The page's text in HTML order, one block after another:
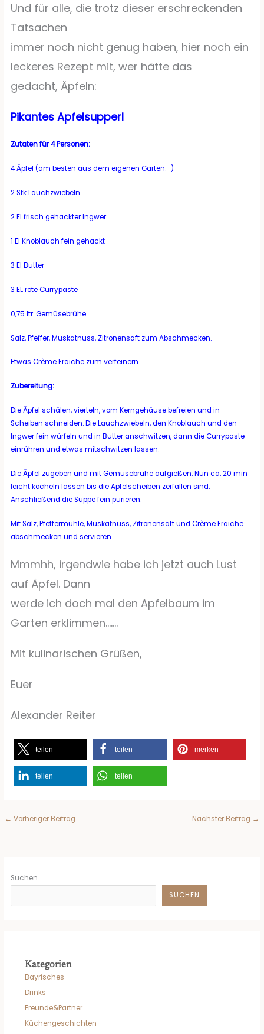
Und für alle, die trotz dieser erschreckenden
Tatsachen
immer noch nicht genug haben, hier noch ein
leckeres Rezept mit, wer hätte das
gedacht, Äpfeln:
Pikantes Apfelsupperl
Zutaten für 4 Personen:
4 Äpfel (am besten aus dem eigenen Garten:-)
2 Stk Lauchzwiebeln
2 El frisch gehackter Ingwer
1 El Knoblauch fein gehackt
3 El Butter
3 EL rote Currypaste
0,75 ltr. Gemüsebrühe
Salz, Pfeffer, Muskatnuss, Zitronensaft zum Abschmecken.
Etwas Crème Fraiche zum verfeinern.
Zubereitung:
Die Äpfel schälen, vierteln, vom Kerngehäuse befreien und in
Scheiben schneiden. Die Lauchzwiebeln, den Knoblauch und den
Ingwer fein würfeln und in Butter anschwitzen, dann die Currypaste
einrühren und etwas mitschwitzen lassen.
Die Äpfel zugeben und mit Gemüsebrühe aufgießen. Nun ca. 20 min
leicht köcheln lassen bis die Apfelscheiben zerfallen sind.
Anschließend die Suppe fein pürieren.
Mit Salz, Pfeffermühle, Muskatnuss, Zitronensaft und Crème Fraiche
abschmecken und servieren.
Mmmhh, irgendwie habe ich jetzt auch Lust
auf Äpfel. Dann
werde ich doch mal den Apfelbaum im
Garten erklimmen…….
Mit kulinarischen Grüßen,
Euer
Alexander Reiter
teilen teilen merken
teilen teilen
← Vorheriger Beitrag Nächster Beitrag →
Suchen
SUCHEN
Kategorien
Bayrisches
Drinks
Freunde&Partner
Küchengeschichten